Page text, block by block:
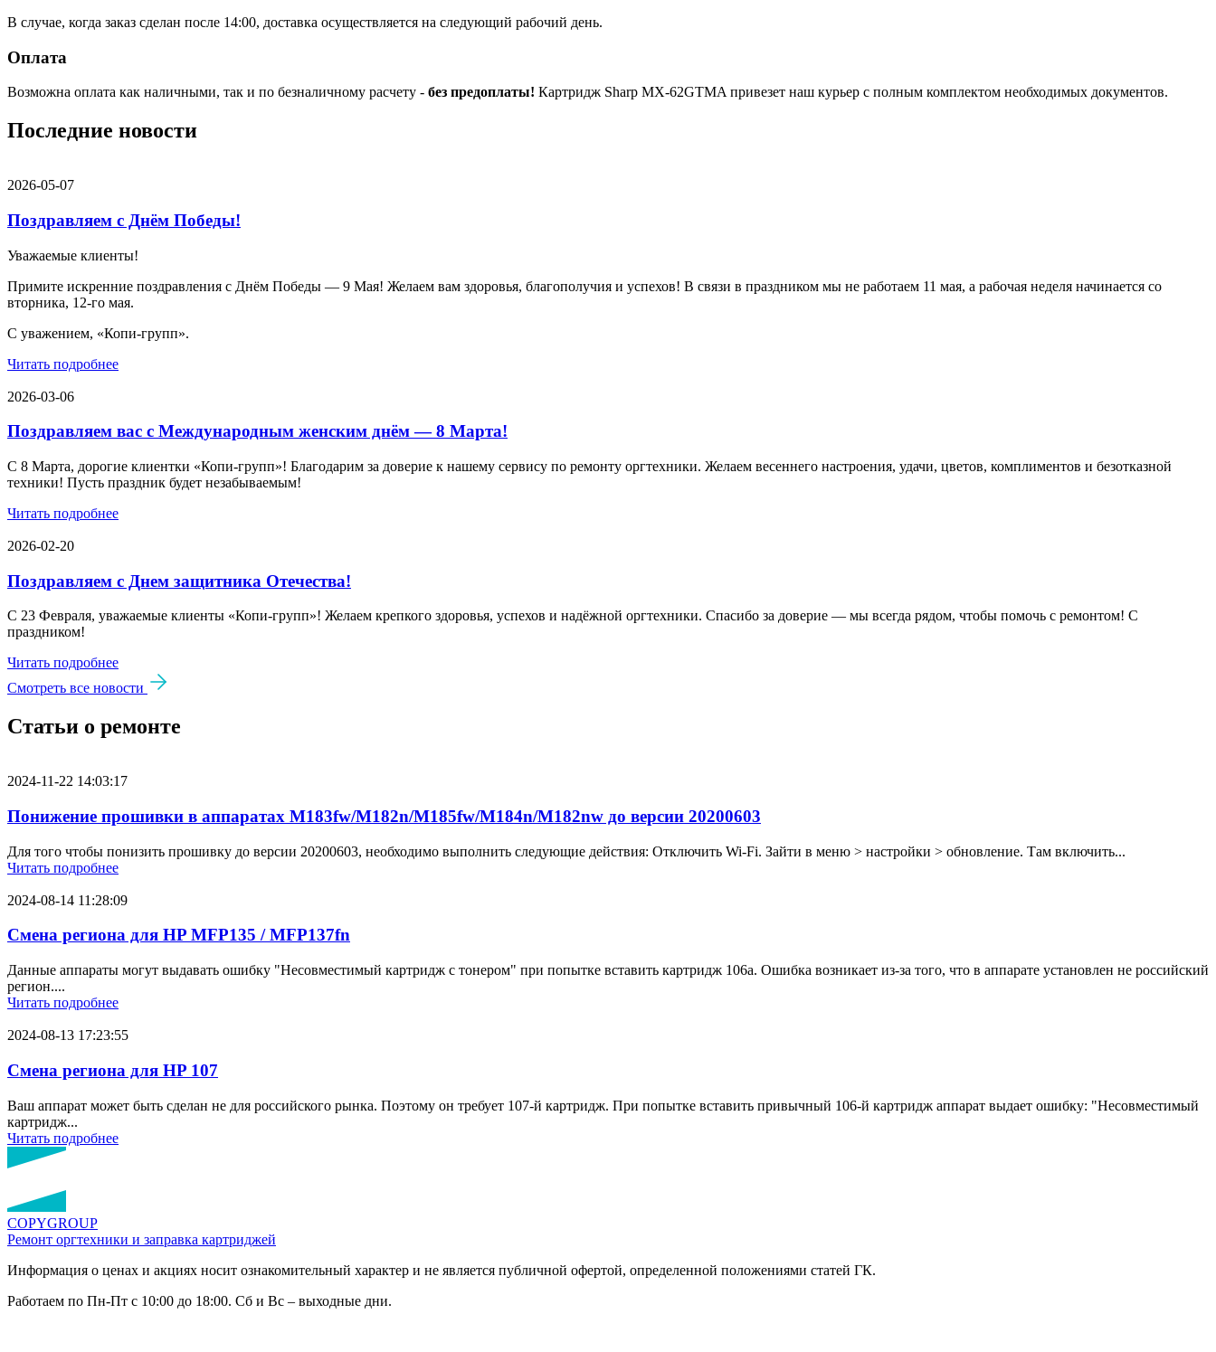
В случае, когда заказ сделан после 14:00, доставка осуществляется на следующий рабочий день.
Оплата
Возможна оплата как наличными, так и по безналичному расчету - без предоплаты! Картридж Sharp MX-62GTMA привезет наш курьер с полным комплектом необходимых документов.
Последние новости
2026-05-07
Поздравляем с Днём Победы!
Уважаемые клиенты!
Примите искренние поздравления с Днём Победы — 9 Мая! Желаем вам здоровья, благополучия и успехов! В связи в праздником мы не работаем 11 мая, а рабочая неделя начинается со
вторника, 12-го мая.
С уважением, «Копи-групп».
Читать подробнее
2026-03-06
Поздравляем вас с Международным женским днём — 8 Марта!
С 8 Марта, дорогие клиентки «Копи‑групп»! Благодарим за доверие к нашему сервису по ремонту оргтехники. Желаем весеннего настроения, удачи, цветов, комплиментов и безотказной
техники! Пусть праздник будет незабываемым!
Читать подробнее
2026-02-20
Поздравляем с Днем защитника Отечества!
С 23 Февраля, уважаемые клиенты «Копи‑групп»! Желаем крепкого здоровья, успехов и надёжной оргтехники. Спасибо за доверие — мы всегда рядом, чтобы помочь с ремонтом! С
праздником!
Читать подробнее
Смотреть все новости
Статьи о ремонте
2024-11-22 14:03:17
Понижение прошивки в аппаратах M183fw/M182n/M185fw/M184n/M182nw до версии 20200603
Для того чтобы понизить прошивку до версии 20200603, необходимо выполнить следующие действия: Отключить Wi-Fi. Зайти в меню > настройки > обновление. Там включить...
Читать подробнее
2024-08-14 11:28:09
Смена региона для HP MFP135 / MFP137fn
Данные аппараты могут выдавать ошибку "Несовместимый картридж с тонером" при попытке вставить картридж 106a. Ошибка возникает из-за того, что в аппарате установлен не российский
регион....
Читать подробнее
2024-08-13 17:23:55
Смена региона для HP 107
Ваш аппарат может быть сделан не для российского рынка. Поэтому он требует 107-й картридж. При попытке вставить привычный 106-й картридж аппарат выдает ошибку: "Несовместимый
картридж...
Читать подробнее
COPYGROUP
Ремонт оргтехники и заправка картриджей
Информация о ценах и акциях носит ознакомительный характер и не является публичной офертой, определенной положениями статей ГК.
Работаем по Пн-Пт с 10:00 до 18:00. Сб и Вс – выходные дни.